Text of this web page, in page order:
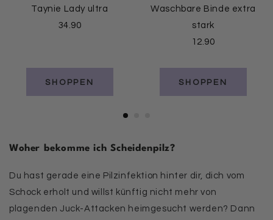
Taynie Lady ultra
34.90
SHOPPEN
Waschbare Binde extra
stark
12.90
SHOPPEN
Woher bekomme ich Scheidenpilz?
Du hast gerade eine Pilzinfektion hinter dir, dich vom
Schock erholt und willst künftig nicht mehr von
plagenden Juck-Attacken heimgesucht werden? Dann